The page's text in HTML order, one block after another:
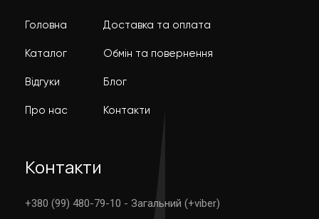
Головна
Каталог
Відгуки
Про нас
Доставка та оплата
Обмін та повернення
Блог
Контакти
Контакти
+380 (99) 480-79-10 - Загальний (+viber)